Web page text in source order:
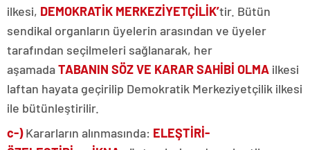
ilkesi, DEMOKRATİK MERKEZİYETÇİLİK’tir. Bütün
sendikal organların üyelerin arasından ve üyeler
tarafından seçilmeleri sağlanarak, her
aşamadaTABANIN SÖZ VE KARAR SAHİBİ OLMA ilkesi
laftan hayata geçirilip Demokratik Merkeziyetçilik ilkesi
ile bütünleştirilir.
c-)Kararların alınmasında: ELEŞTİRİ-